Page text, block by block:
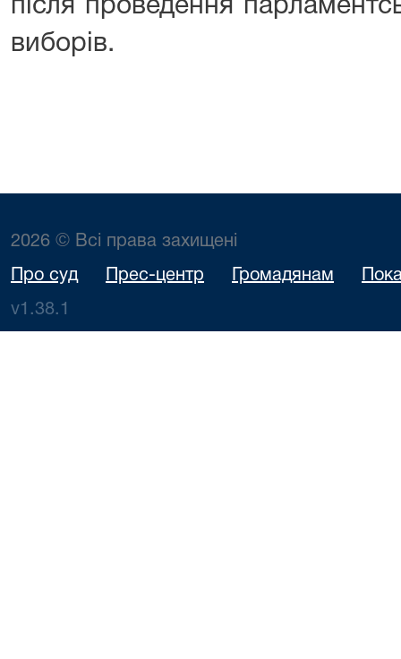
після проведення
виборів.
2026 © Всі права захищені
Про суд Прес-центр Громадянам
v1.38.1